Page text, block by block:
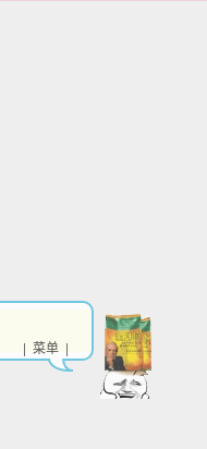
| 菜单 |